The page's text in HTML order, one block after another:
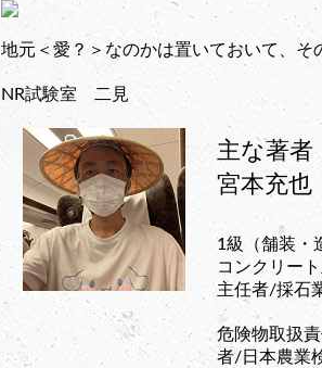
地元＜愛？＞なのかは置いておいて、そ
NR試験室 二見
主な著者
宮本充也
1級（舗装・
コンクリー
主任者/採石
危険物取扱
者/日本農業